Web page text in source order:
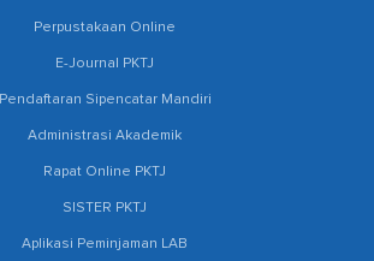
Perpustakaan Online
E-Journal PKTJ
Pendaftaran Sipencatar Mandiri
Administrasi Akademik
Rapat Online PKTJ
SISTER PKTJ
Aplikasi Peminjaman LAB